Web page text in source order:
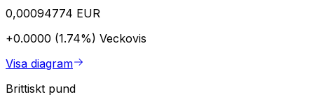
0,00094774 EUR
+0.0000 (1.74%) Veckovis
Visa diagram
Brittiskt pund